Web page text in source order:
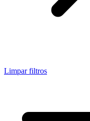
Limpar filtros